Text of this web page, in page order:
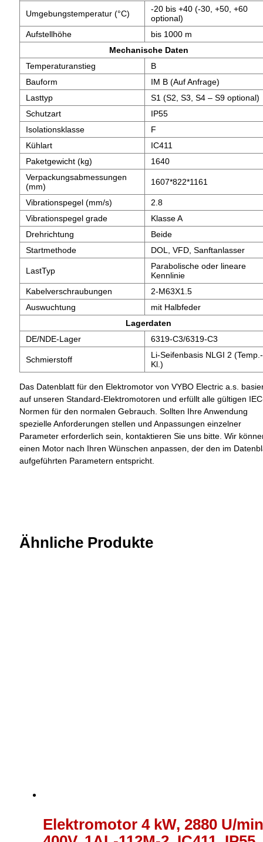
Umgebungstemperatur (°C)
-20 bis +40 (-30, +50, +60
optional)
Aufstellhöhe
bis 1000 m
Mechanische Daten
Temperaturanstieg
B
Bauform
IM B (Auf Anfrage)
Lasttyp
S1 (S2, S3, S4 – S9 optional)
Schutzart
IP55
Isolationsklasse
F
Kühlart
IC411
Paketgewicht (kg)
1640
Verpackungsabmessungen
(mm)
1607*822*1161
Vibrationspegel (mm/s)
2.8
Vibrationspegel grade
Klasse A
Drehrichtung
Beide
Startmethode
DOL, VFD, Sanftanlasser
LastTyp
Parabolische oder lineare
Kennlinie
Kabelverschraubungen
2-M63X1.5
Auswuchtung
mit Halbfeder
Lagerdaten
DE/NDE-Lager
6319-C3/6319-C3
Schmierstoff
Li-Seifenbasis NLGI 2 (Temp.-
Kl.)
Das Datenblatt für den Elektromotor von VYBO Electric a.s.
auf unseren Standard-Elektromotoren und erfüllt alle gültigen
Normen für den normalen Gebrauch. Sollten Ihre Anwendung
spezielle Anforderungen stellen und Anpassungen einzelner
Parameter erforderlich sein, kontaktieren Sie uns bitte. Wir
einen Motor nach Ihren Wünschen anpassen, der den im
aufgeführten Parametern entspricht.
Ähnliche Produkte
Elektromotor 4 kW, 2880 U/